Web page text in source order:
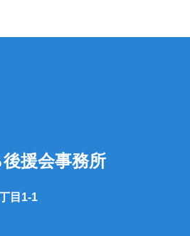
援会事務所
目1-1